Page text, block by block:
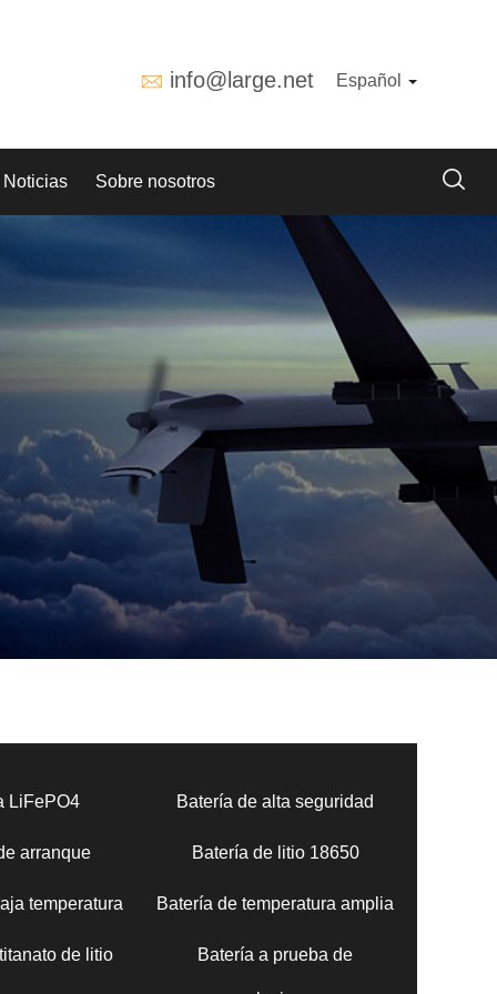
info@large.net Español
Noticias Sobre nosotros
LiFePO4 Batería de alta seguridad
arranque Batería de litio 18650
temperatura Batería de temperatura amplia
de litio Batería a prueba de